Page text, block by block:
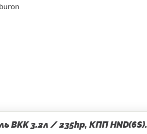
BKK 3.2л / 235hp, КПП HND(6S).